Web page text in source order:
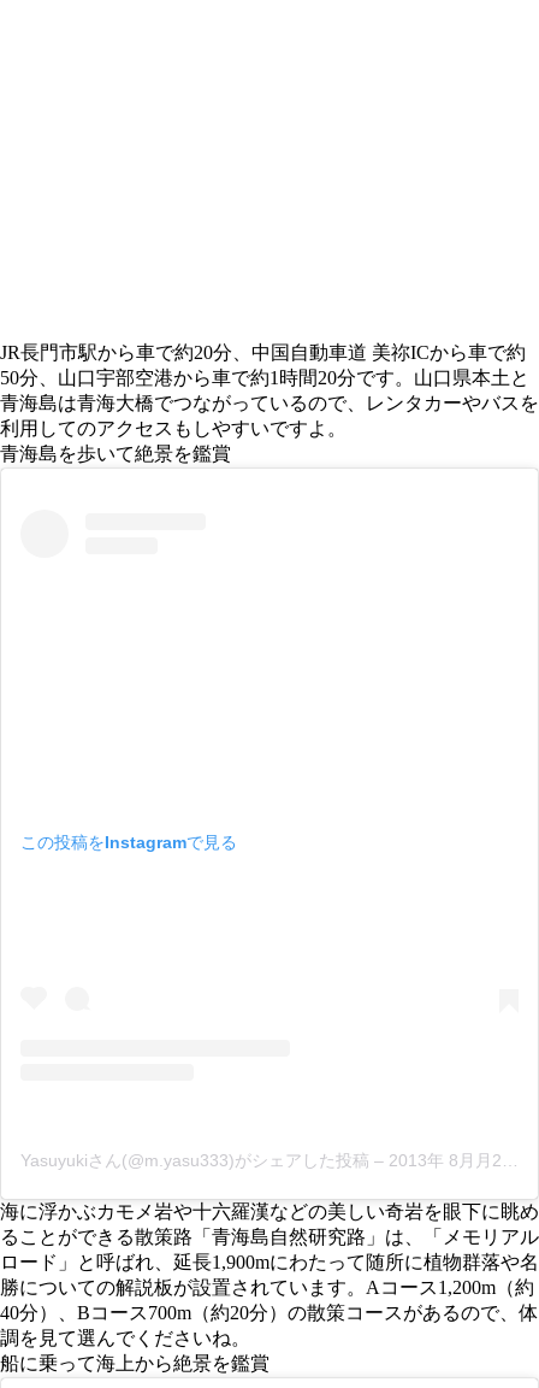
JR長門市駅から車で約20分、中国自動車道 美祢ICから車で約
50分、山口宇部空港から車で約1時間20分です。山口県本土と
青海島は青海大橋でつながっているので、レンタカーやバスを
利用してのアクセスもしやすいですよ。
青海島を歩いて絶景を鑑賞
この投稿をInstagramで見る
Yasuyukiさん(@m.yasu333)がシェアした投稿 – 2013年 8月月21日午前6時06分PDT
海に浮かぶカモメ岩や十六羅漢などの美しい奇岩を眼下に眺め
ることができる散策路「青海島自然研究路」は、「メモリアル
ロード」と呼ばれ、延長1,900mにわたって随所に植物群落や名
勝についての解説板が設置されています。Aコース1,200m（約
40分）、Bコース700m（約20分）の散策コースがあるので、体
調を見て選んでくださいね。
船に乗って海上から絶景を鑑賞